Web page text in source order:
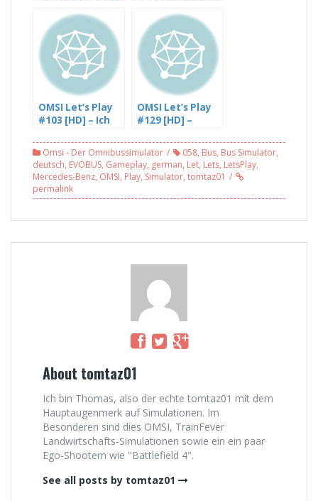
Verspätung in
Hamburg wegen
der Kasse (2/3)
auf Velbert 2.0,
Linie 763 (1/2)
OMSI Let’s Play
#103 [HD] – Ich
Verspätung
nicht runter in
Ahlheim, Linie 29
[Facecam]
OMSI Let’s Play
#129 [HD] –
dem DD – mit
GamingFailer
(1/3)
Omsi - Der Omnibussimulator 058, Bus, Bus Simulator,
deutsch, EVOBUS, Gameplay, german, Let, Lets, LetsPlay,
Mercedes-Benz, OMSI, Play, Simulator, tomtaz01
permalink
About tomtaz01
Ich bin Thomas, also der echte tomtaz01 mit dem
Hauptaugenmerk auf Simulationen. Im
Besonderen sind dies OMSI, TrainFever
Landwirtschafts-Simulationen sowie ein ein paar
Ego-Shootern wie "Battlefield 4".
See all posts by tomtaz01